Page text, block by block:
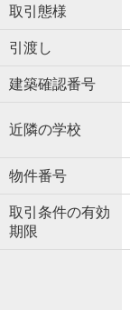
取引態様
引渡し
建築確認番号
近隣の学校
物件番号
取引条件の有効
期限